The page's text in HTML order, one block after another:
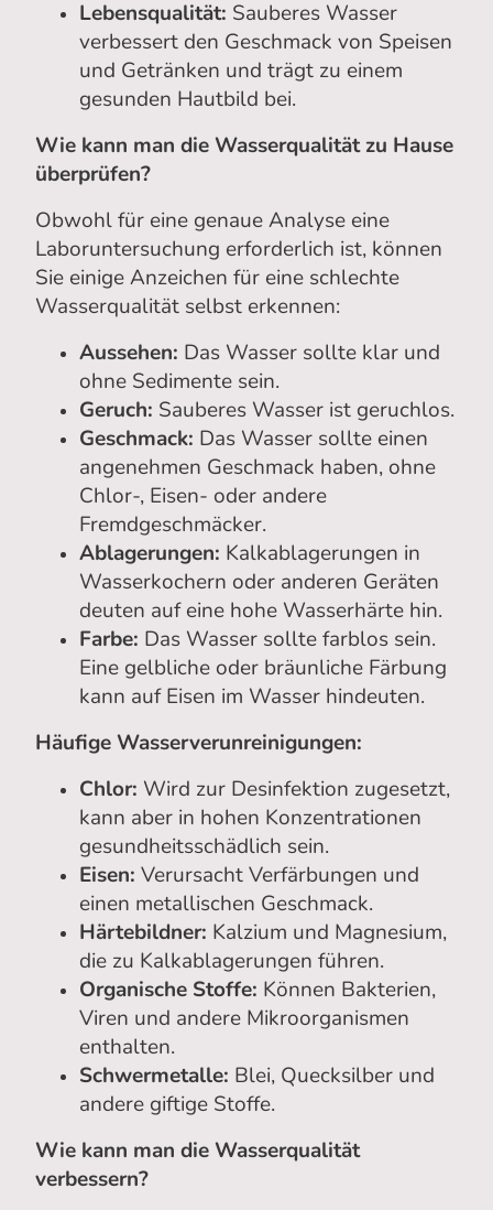
Lebensqualität: Sauberes Wasser
verbessert den Geschmack von Speisen
und Getränken und trägt zu einem
gesunden Hautbild bei.
Wie kann man die Wasserqualität zu Hause
überprüfen?
Obwohl für eine genaue Analyse eine
Laboruntersuchung erforderlich ist, können
Sie einige Anzeichen für eine schlechte
Wasserqualität selbst erkennen:
Aussehen: Das Wasser sollte klar und
ohne Sedimente sein.
Geruch: Sauberes Wasser ist geruchlos.
Geschmack: Das Wasser sollte einen
angenehmen Geschmack haben, ohne
Chlor-, Eisen- oder andere
Fremdgeschmäcker.
Ablagerungen: Kalkablagerungen in
Wasserkochern oder anderen Geräten
deuten auf eine hohe Wasserhärte hin.
Farbe: Das Wasser sollte farblos sein.
Eine gelbliche oder bräunliche Färbung
kann auf Eisen im Wasser hindeuten.
Häufige Wasserverunreinigungen:
Chlor: Wird zur Desinfektion zugesetzt,
kann aber in hohen Konzentrationen
gesundheitsschädlich sein.
Eisen: Verursacht Verfärbungen und
einen metallischen Geschmack.
Härtebildner: Kalzium und Magnesium,
die zu Kalkablagerungen führen.
Organische Stoffe: Können Bakterien,
Viren und andere Mikroorganismen
enthalten.
Schwermetalle: Blei, Quecksilber und
andere giftige Stoffe.
Wie kann man die Wasserqualität
verbessern?